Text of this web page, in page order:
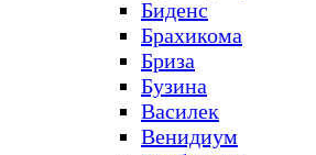
Биденс
Брахикома
Бриза
Бузина
Василек
Венидиум